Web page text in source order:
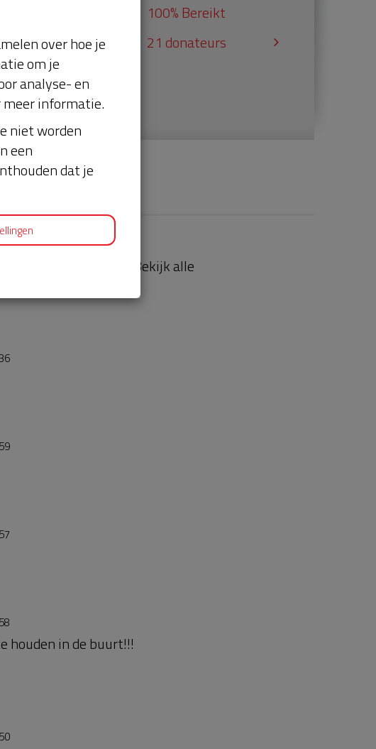
100% Bereikt
21 donateurs
Bekijk alle
houden in de buurt!!!
over hoe je
om je
analyse- en
meer informatie.
niet worden
een
dat je